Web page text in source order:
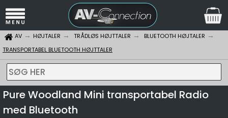
AV HØJTALER TRÅDLØS HØJTTALER
BLUETOOTH HØJTALER
TRANSPORTABEL BLUETOOTH HØJTTALER
SØG HER
Pure Woodland Mini transportabel Radio
med Bluetooth